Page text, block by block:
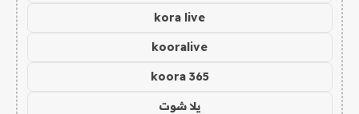
kora live
kooralive
koora 365
يلا شوت